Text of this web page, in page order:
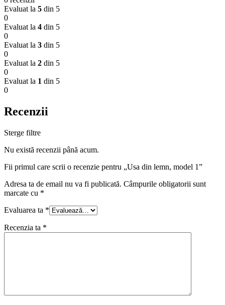
Evaluat la 5 din 5
0
Evaluat la 4 din 5
0
Evaluat la 3 din 5
0
Evaluat la 2 din 5
0
Evaluat la 1 din 5
0
Recenzii
Sterge filtre
Nu există recenzii până acum.
Fii primul care scrii o recenzie pentru „Usa din lemn, model 1”
Adresa ta de email nu va fi publicată. Câmpurile obligatorii sunt
marcate cu *
Evaluarea ta *
Recenzia ta *